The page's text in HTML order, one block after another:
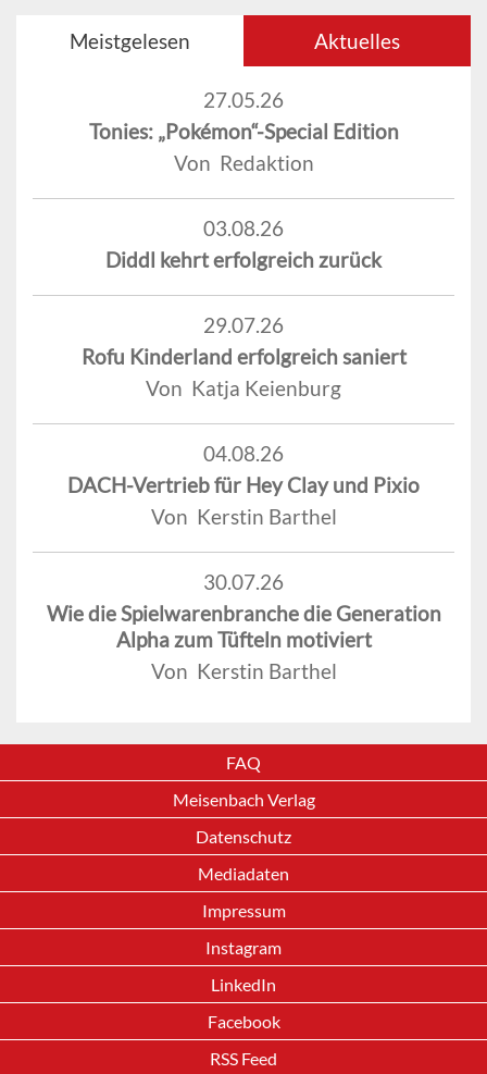
Meistgelesen Aktuelles
27.05.26
Tonies: „Pokémon“-Special Edition
Von Redaktion
03.08.26
Diddl kehrt erfolgreich zurück
29.07.26
Rofu Kinderland erfolgreich saniert
Von Katja Keienburg
04.08.26
DACH-Vertrieb für Hey Clay und Pixio
Von Kerstin Barthel
30.07.26
Wie die Spielwarenbranche die Generation
Alpha zum Tüfteln motiviert
Von Kerstin Barthel
FAQ
Meisenbach Verlag
Datenschutz
Mediadaten
Impressum
Instagram
LinkedIn
Facebook
RSS Feed